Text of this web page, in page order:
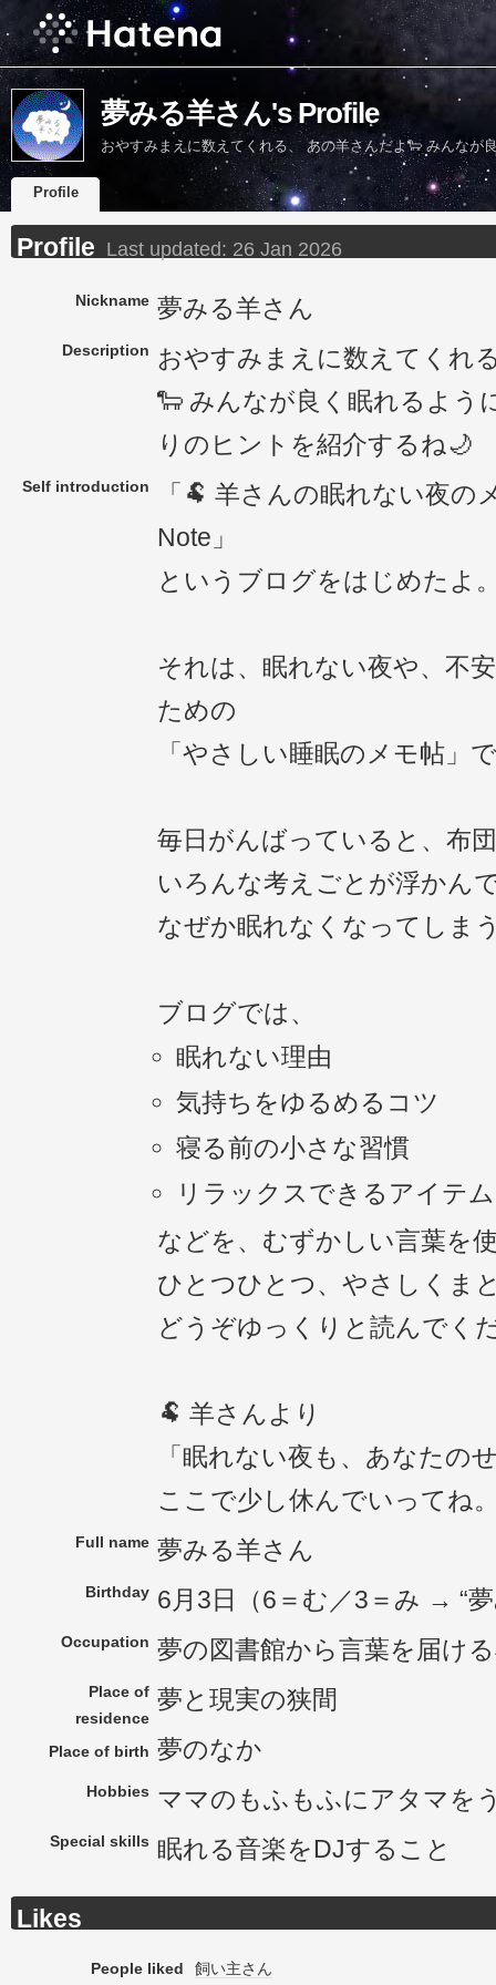
夢みる羊さん's Profile
おやすみまえに数えてくれる、 あの羊さんだよ🐑 みんなが
Profile
Profile Last updated: 26 Jan 2026
Nickname 夢みる羊さん
Description おやすみまえに数えてくれ
🐑 みんなが良く眠れるよう
りのヒントを紹介するね🌙
Self introduction
「🐏 羊さんの眠れない夜の
Note」
というブログをはじめたよ
それは、眠れない夜や、不
ための
「やさしい睡眠のメモ帖」
毎日がんばっていると、布
いろんな考えごとが浮かん
なぜか眠れなくなってしま
ブログでは、
眠れない理由
気持ちをゆるめるコツ
寝る前の小さな習慣
リラックスできるアイテム
などを、むずかしい言葉を
ひとつひとつ、やさしくま
どうぞゆっくりと読んでく
🐏 羊さんより
「眠れない夜も、あなたの
ここで少し休んでいってね
Full name 夢みる羊さん
Birthday 6月3日（6＝む／3＝み → “
Occupation 夢の図書館から言葉を届け
Place of
residence
夢と現実の狭間
Place of birth 夢のなか
Hobbies ママのもふもふにアタマを
Special skills 眠れる音楽をDJすること
Likes
People liked 飼い主さん